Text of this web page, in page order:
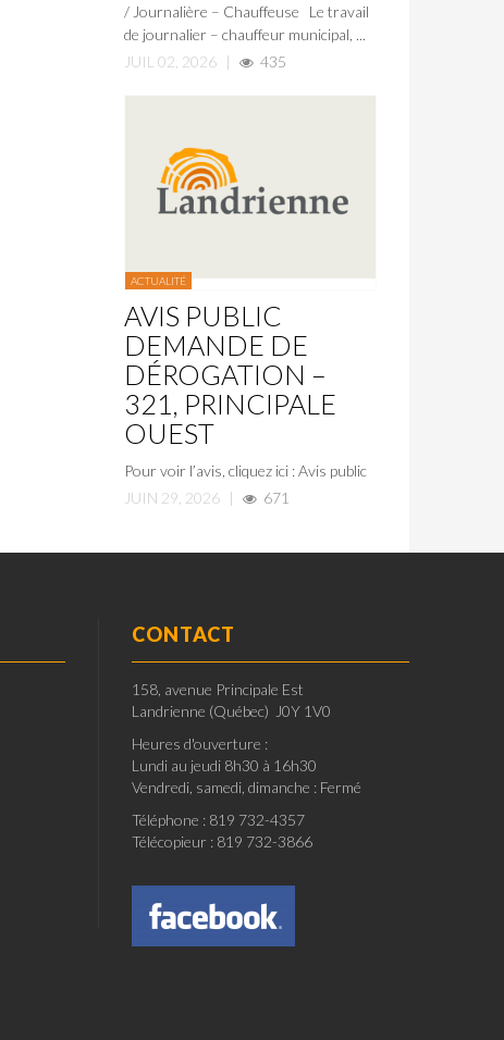
/ Journalière – Chauffeuse Le travail
de journalier – chauffeur municipal, ...
JUIL 02, 2026
| 435
ACTUALITÉ
AVIS PUBLIC
DEMANDE DE
DÉROGATION –
321, PRINCIPALE
OUEST
Pour voir l’avis, cliquez ici : Avis public
JUIN 29, 2026
| 671
CONTACT
158, avenue Principale Est
Landrienne (Québec) J0Y 1V0
Heures d'ouverture :
Lundi au jeudi 8h30 à 16h30
Vendredi, samedi, dimanche : Fermé
Téléphone : 819 732-4357
Télécopieur : 819 732-3866